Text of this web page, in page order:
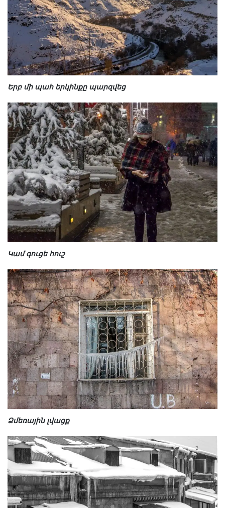
Երբ մի պահ երկինքը պարզվեց
Կամ գուցե հուշ
Ձմեռային լվացք